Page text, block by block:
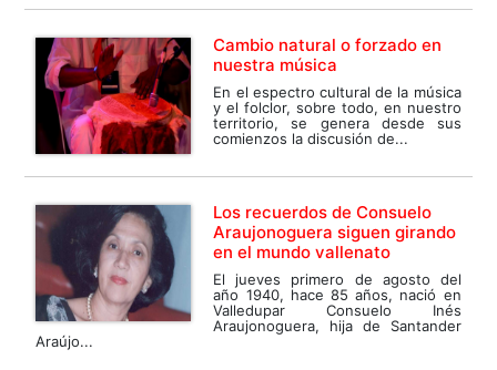
Cambio natural o forzado en
nuestra música
En el espectro cultural de la música
y el folclor, sobre todo, en nuestro
territorio, se genera desde sus
comienzos la discusión de...
Los recuerdos de Consuelo
Araujonoguera siguen girando
en el mundo vallenato
El jueves primero de agosto del
año 1940, hace 85 años, nació en
Valledupar Consuelo Inés
Araujonoguera, hija de Santander
Araújo...